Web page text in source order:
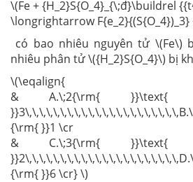
\(Fe + {H_2}S{O_4}_{\;đ}\buildrel
\longrightarrow F{e_2}{(S{O_4})_3}
có bao nhiêu nguyên tử \(Fe\)
nhiêu phân tử \({H_2}S{O_4}\) bị
\(\eqalign{
& A.\;2{\rm{
{\rm{ }}1 \cr
& C.\;3{\rm{
{\rm{ }}6 \cr} \)